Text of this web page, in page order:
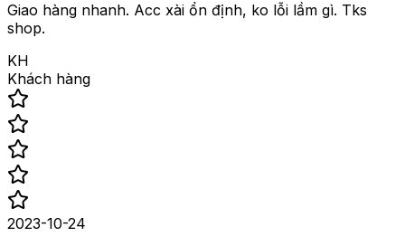
Giao hàng nhanh. Acc xài ổn định, ko lỗi lầm gì. Tks
shop.
KH
Khách hàng
2023-10-24